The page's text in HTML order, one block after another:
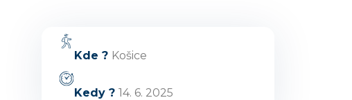
Kde ? Košice
Kedy ?14. 6. 2025